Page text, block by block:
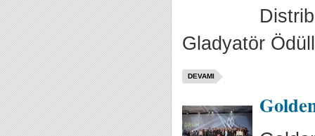
Gladyatör
DEVAMI